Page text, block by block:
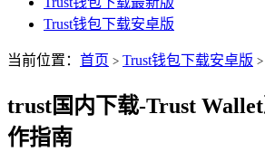
Trust钱包下载安卓版
当前位置： 首页 > Trust钱包下载安卓版 >
trust国内下载-Trust
作指南